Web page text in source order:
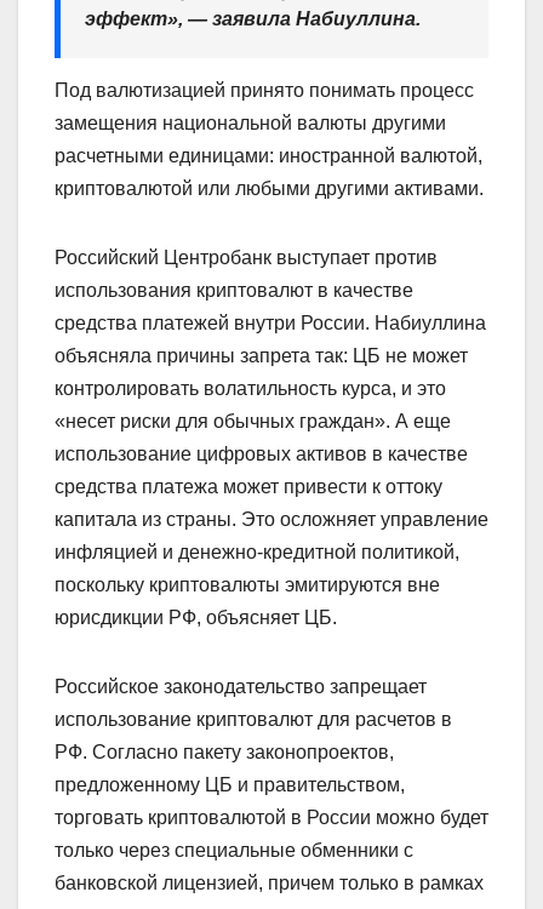
эффект», — заявила Набиуллина.
Под валютизацией принято понимать процесс
замещения национальной валюты другими
расчетными единицами: иностранной валютой,
криптовалютой или любыми другими активами.
Российский Центробанк выступает против
использования криптовалют в качестве
средства платежей внутри России. Набиуллина
объясняла причины запрета так: ЦБ не может
контролировать волатильность курса, и это
«несет риски для обычных граждан». А еще
использование цифровых активов в качестве
средства платежа может привести к оттоку
капитала из страны. Это осложняет управление
инфляцией и денежно‑кредитной политикой,
поскольку криптовалюты эмитируются вне
юрисдикции РФ, объясняет ЦБ.
Российское законодательство запрещает
использование криптовалют для расчетов в
РФ. Согласно пакету законопроектов,
предложенному ЦБ и правительством,
торговать криптовалютой в России можно будет
только через специальные обменники с
банковской лицензией, причем только в рамках